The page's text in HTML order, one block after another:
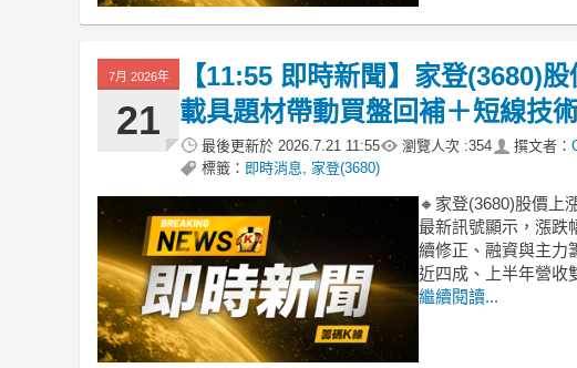
7月 2026年
21
【11:55 即時新聞】家登(3680)
載具題材帶動買盤回補＋短線技
最後更新於 2026.7.21 11:55 瀏覽人次 :354 撰文者：
標籤： 即時消息 家登(3680)
🔸家登(3680)股價上
最新訊號顯示，漲跌
續修正、融資與主力
近四成、上半年營收
繼續閱讀...